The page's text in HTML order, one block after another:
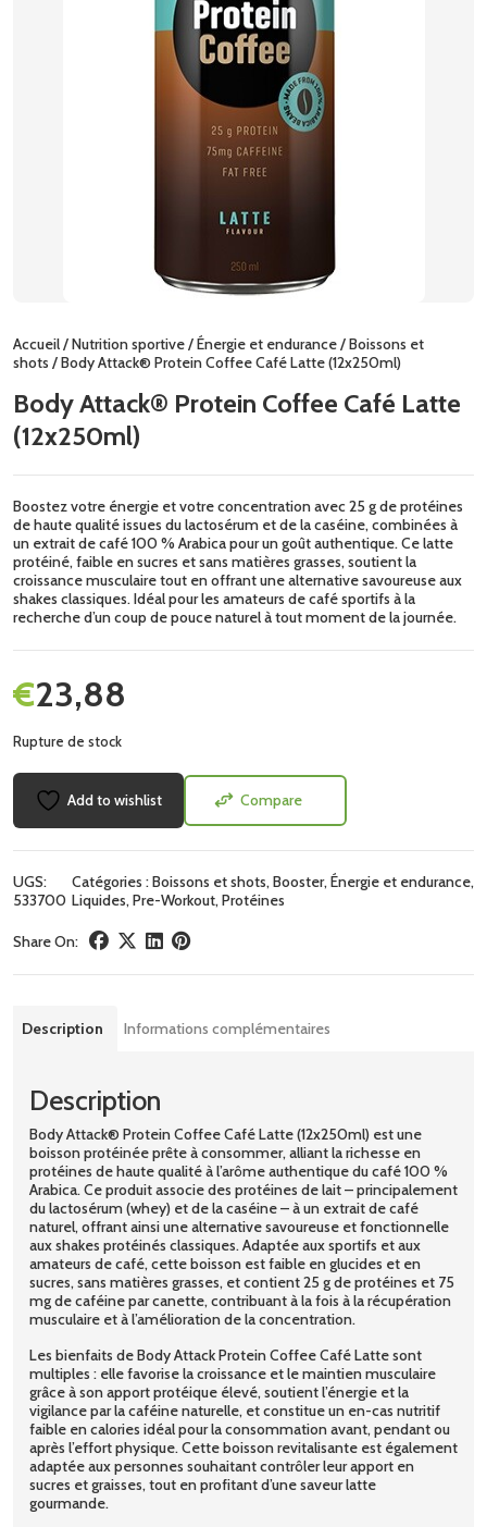
Accueil/Nutrition sportive/Énergie et endurance/Boissons et
shots / Body Attack® Protein Coffee Café Latte (12x250ml)
Body Attack® Protein Coffee Café Latte
(12x250ml)
Boostez votre énergie et votre concentration avec 25 g de protéines
de haute qualité issues du lactosérum et de la caséine, combinées à
un extrait de café 100 % Arabica pour un goût authentique. Ce latte
protéiné, faible en sucres et sans matières grasses, soutient la
croissance musculaire tout en offrant une alternative savoureuse aux
shakes classiques. Idéal pour les amateurs de café sportifs à la
recherche d’un coup de pouce naturel à tout moment de la journée.
23,88
€
Rupture de stock
Add to wishlist Compare
UGS:
533700
Catégories :Boissons et shots, Booster, Énergie et endurance,
Liquides, Pre-Workout, Protéines
Share On:
Description Informations complémentaires
Description
Body Attack® Protein Coffee Café Latte (12x250ml) est une
boisson protéinée prête à consommer, alliant la richesse en
protéines de haute qualité à l’arôme authentique du café 100 %
Arabica. Ce produit associe des protéines de lait – principalement
du lactosérum (whey) et de la caséine – à un extrait de café
naturel, offrant ainsi une alternative savoureuse et fonctionnelle
aux shakes protéinés classiques. Adaptée aux sportifs et aux
amateurs de café, cette boisson est faible en glucides et en
sucres, sans matières grasses, et contient 25 g de protéines et 75
mg de caféine par canette, contribuant à la fois à la récupération
musculaire et à l’amélioration de la concentration.
Les bienfaits de Body Attack Protein Coffee Café Latte sont
multiples : elle favorise la croissance et le maintien musculaire
grâce à son apport protéique élevé, soutient l’énergie et la
vigilance par la caféine naturelle, et constitue un en-cas nutritif
faible en calories idéal pour la consommation avant, pendant ou
après l’effort physique. Cette boisson revitalisante est également
adaptée aux personnes souhaitant contrôler leur apport en
sucres et graisses, tout en profitant d’une saveur latte
gourmande.